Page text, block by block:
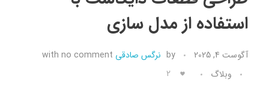
تماس با ما
استفاده از مدل سازی
آگوست 4, 2025 by نرگس صادقی with no comment
وبلاگ
2